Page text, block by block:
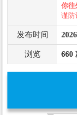
你往
谨防
发布时间
浏览 660